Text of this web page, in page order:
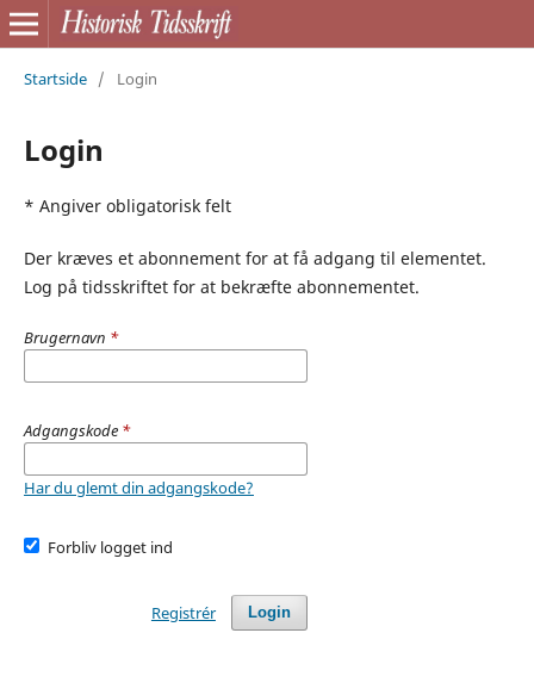
Startside / Login
Login
* Angiver obligatorisk felt
Der kræves et abonnement for at få adgang til elementet.
Log på tidsskriftet for at bekræfte abonnementet.
Brugernavn *
Adgangskode *
Har du glemt din adgangskode?
Forbliv logget ind
Login
Registrér